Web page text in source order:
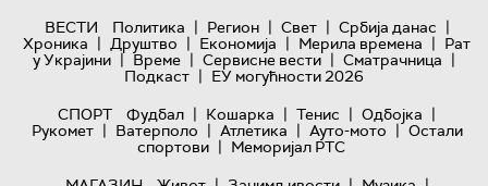
ВЕСТИ Политика | Регион | Свет | Србија данас |
Хроника | Друштво | Економија | Мерила времена | Рат
у Украјини | Време | Сервисне вести | Сматрачница |
Подкаст | ЕУ могућности 2026
СПОРТ
Фудбал | Кошарка | Тенис | Одбојка |
Рукомет | Ватерполо | Атлетика | Ауто-мото | Остали
спортови | Меморијал РТС